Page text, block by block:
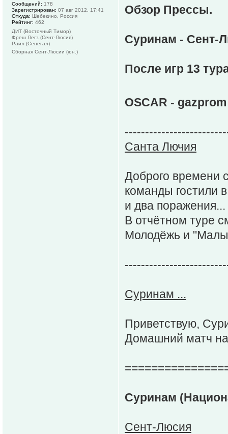
Обзор Прессы.
Суринам - Сент-
После игр 13
OSCAR - gazprom
Санта Лючия
Доброго времени
команды гостили
и два поражения...
В отчётном туре
Молодёжь и
Суринам ...
Приветствую,
Домашний матч
Суринам
Сент-Люсия
Сообщений: 178
Зарегистрирован: 07 авг 2012, 17:41
Откуда: Шебекино, Россия
Рейтинг: 462
ДИТ (Восточный Тимор)
Фреш Легз (Сент-Люсия)
Раил (Сенегал)
Сборная Сент-Люсии (юн.)